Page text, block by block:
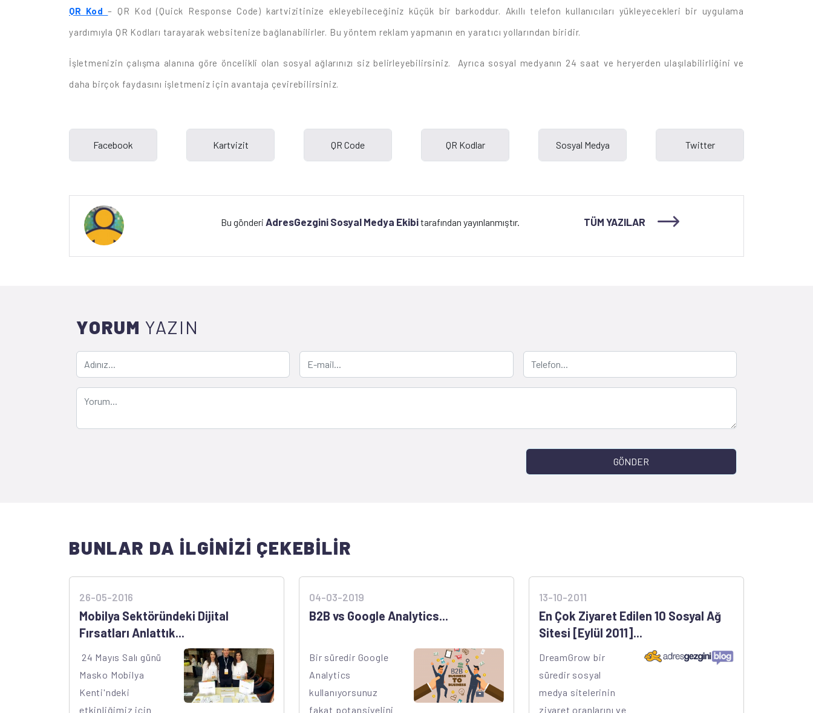
QR Kod– QR Kod (Quick Response Code) kartvizitinize ekleyebileceğiniz küçük bir barkoddur. Akıllı telefon kullanıcıları yükleyecekleri bir uygulama
yardımıyla QR Kodları tarayarak websitenize bağlanabilirler. Bu yöntem reklam yapmanın en yaratıcı yollarından biridir.
İşletmenizin çalışma alanına göre öncelikli olan sosyal ağlarınızı siz belirleyebilirsiniz. Ayrıca sosyal medyanın 24 saat ve heryerden ulaşılabilirliğini ve
daha birçok faydasını işletmeniz için avantaja çevirebilirsiniz.
Bu gönderi AdresGezgini Sosyal Medya Ekibitarafından yayınlanmıştır. TÜM YAZILAR
YORUM YAZIN
GÖNDER
BUNLAR DA İLGİNİZİ ÇEKEBİLİR
26-05-2016
​Mobilya Sektöründeki Dijital
Fırsatları Anlattık...
​ 24 Mayıs Salı günü
Masko Mobilya
Kenti'ndeki
etkinliğimiz için
04-03-2019
B2B vs Google Analytics...
Bir süredir Google
Analytics
kullanıyorsunuz
fakat potansiyelini
13-10-2011
En Çok Ziyaret Edilen 10 Sosyal Ağ
Sitesi [Eylül 2011]...
DreamGrow bir
süredir sosyal
medya sitelerinin
ziyaret oranlarını ve